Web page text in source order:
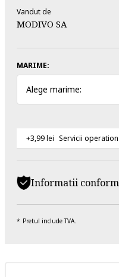
Vandut de
MODIVO SA
MARIME:
Alege marime:
+3,99 lei Servicii
Informatii
Pretul include TVA.